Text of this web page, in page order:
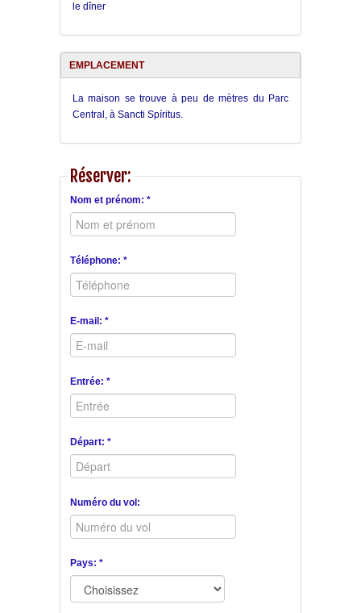
le dîner
EMPLACEMENT
La maison se trouve à peu de mètres du Parc
Central, à Sancti Spíritus.
Réserver:
Nom et prénom: *
Téléphone: *
E-mail: *
Entrée: *
Départ: *
Numéro du vol:
Pays: *